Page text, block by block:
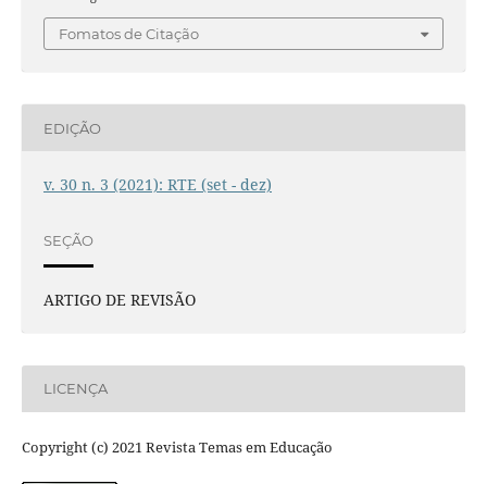
Fomatos de Citação
EDIÇÃO
v. 30 n. 3 (2021): RTE (set - dez)
SEÇÃO
ARTIGO DE REVISÃO
LICENÇA
Copyright (c) 2021 Revista Temas em Educação